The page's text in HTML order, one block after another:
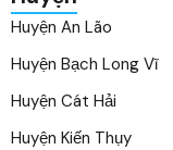
Huyện An Lão
Huyện Bạch Long Vĩ
Huyện Cát Hải
Huyện Kiến Thụy